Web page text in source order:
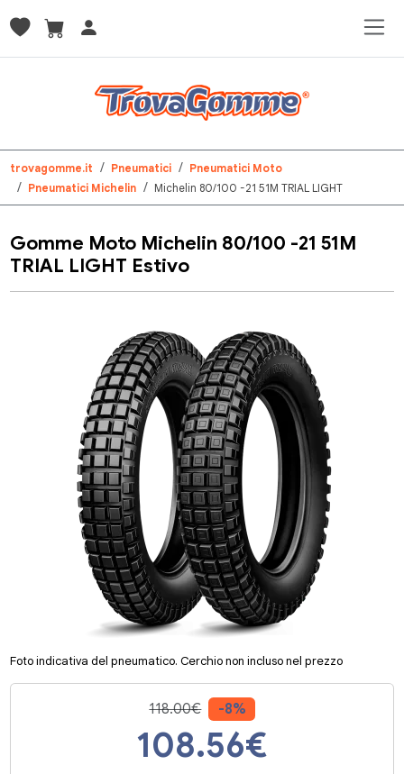
trovagomme.it Pneumatici
Pneumatici Moto
Pneumatici Michelin
Michelin 80/100 -21 51M TRIAL LIGHT
Gomme Moto Michelin 80/100 -21 51M
TRIAL LIGHT Estivo
Foto indicativa del pneumatico. Cerchio non incluso nel prezzo
118.00€ -8%
108.56€